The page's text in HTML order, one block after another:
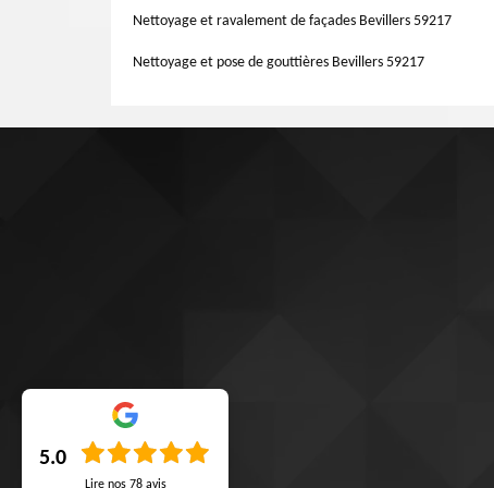
Nettoyage et ravalement de façades Bevillers 59217
Nettoyage et pose de gouttières Bevillers 59217
5.0
Lire nos 78avis